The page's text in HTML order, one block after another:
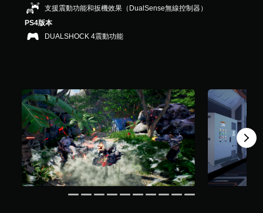
共
2
.
3
支援震動功能和扳機效果（DualSense無線控制器）
PS4版本
DUALSHOCK 4震動功能